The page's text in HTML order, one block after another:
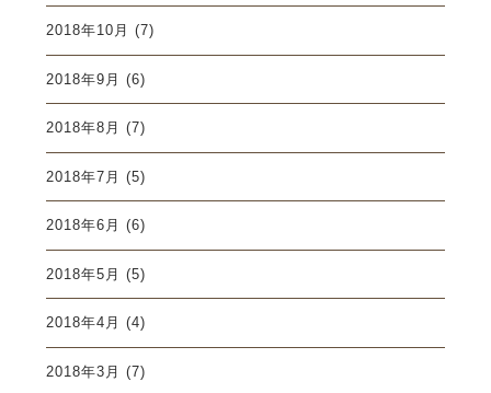
2018年10月 (7)
2018年9月 (6)
2018年8月 (7)
2018年7月 (5)
2018年6月 (6)
2018年5月 (5)
2018年4月 (4)
2018年3月 (7)